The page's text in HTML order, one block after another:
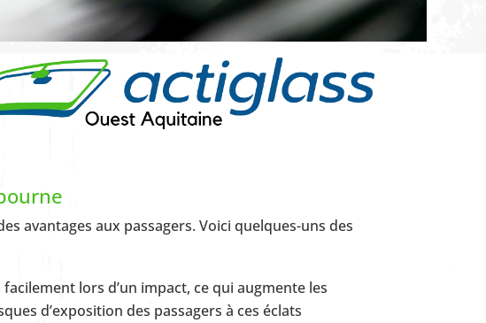
avantages aux passagers. Voici quelques-uns des
lors d’un impact, ce qui augmente les
d’exposition des passagers à ces éclats